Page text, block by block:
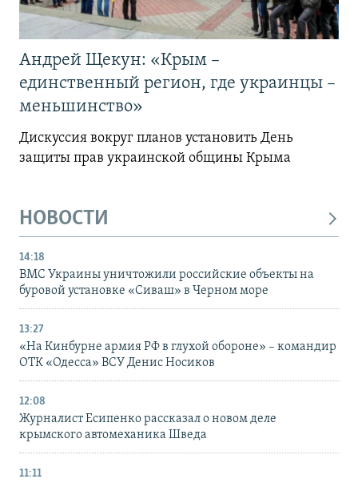
Андрей Щекун: «Крым –
единственный регион, где украинцы –
меньшинство»
Дискуссия вокруг планов установить День
защиты прав украинской общины Крыма
НОВОСТИ
14:18
ВМС Украины уничтожили российские объекты на
буровой установке «Сиваш» в Черном море
13:27
«На Кинбурне армия РФ в глухой обороне» – командир
ОТК «Одесса» ВСУ Денис Носиков
12:08
Журналист Есипенко рассказал о новом деле
крымского автомеханика Шведа
11:11